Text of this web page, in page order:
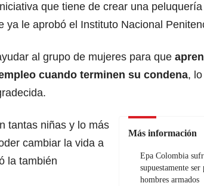
que tiene de crear una
ya le aprobó el Instituto Nacional
al grupo de mujeres para que
cuando terminen su condena,
Más información
Epa Colombia
supuestamente
hombres armados
tantas niñas y lo más
cambiar la vida a
la también